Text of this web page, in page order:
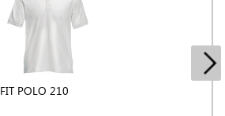
POLO 210